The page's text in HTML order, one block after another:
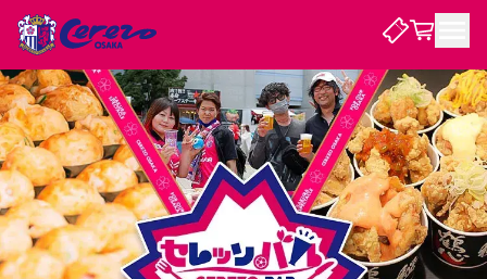
試合・チーム
試合について
試合日程 / 結果 順位表
チームについて
観戦する
チケット
クラブを知る